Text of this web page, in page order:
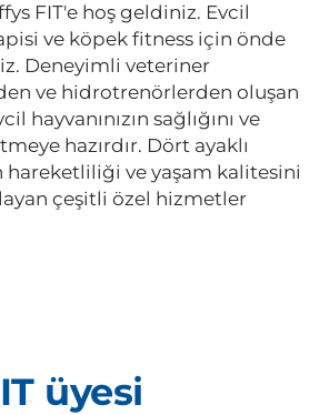
FIT'e hoş geldiniz. Evcil
ve köpek fitness için önde
Deneyimli veteriner
ve hidrotrenörlerden oluşan
hayvanınızın sağlığını ve
hazırdır. Dört ayaklı
hareketliliği ve yaşam kalitesini
çeşitli özel hizmetler
üyesi